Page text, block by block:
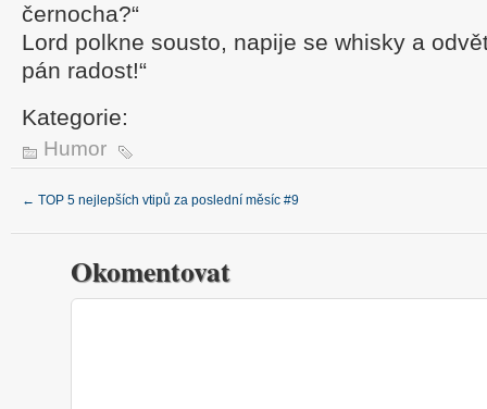
černocha?“
Lord polkne sousto, napije se whisky a
pán radost!“
Kategorie:
Humor
← TOP 5 nejlepších vtipů za poslední měsíc #9
Okomentovat